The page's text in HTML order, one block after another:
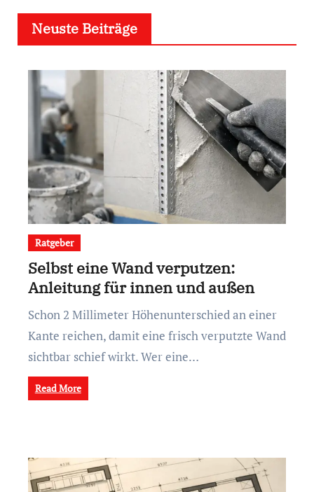
Neuste Beiträge
Ratgeber
Selbst eine Wand verputzen:
Anleitung für innen und außen
Schon 2 Millimeter Höhenunterschied an einer
Kante reichen, damit eine frisch verputzte Wand
sichtbar schief wirkt. Wer eine…
Read More